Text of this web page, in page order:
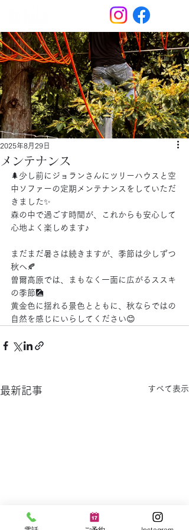
メンテナンス
2025年8月29日
🌲少し前にジョランさんにツリーハウスと空
中ソファーの定期メンテナンスをしていただ
きました✨
森の中で過ごす時間が、これからも安心して
心地よく楽しめます♪
まだまだ暑さは続きますが、季節は少しずつ
秋へ🍂
曽爾高原では、まもなく一面に広がるススキ
の季節🎑
黄金色に揺れる景色とともに、秋ならではの
自然を感じにいらしてください😊
最新記事 すべて表示